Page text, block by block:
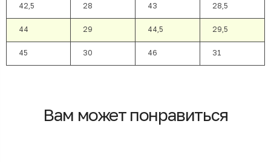
42,5 28 43 28,5
44 29 44,5 29,5
45 30 46 31
Вам может понравиться